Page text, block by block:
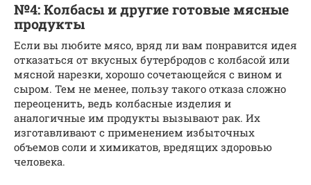
№4: Колбасы и другие готовые мясные
продукты
Если вы любите мясо, вряд ли вам понравится идея
отказаться от вкусных бутербродов с колбасой или
мясной нарезки, хорошо сочетающейся с вином и
сыром. Тем не менее, пользу такого отказа сложно
переоценить, ведь колбасные изделия и
аналогичные им продукты вызывают рак. Их
изготавливают с применением избыточных
объемов соли и химикатов, вредящих здоровью
человека.